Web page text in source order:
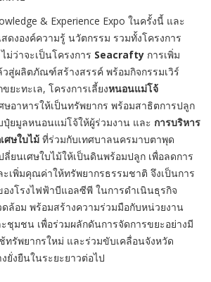
& Experience Expo ในครั้งนี้ และ
ดงองค์ความรู้ นวัตกรรม รวมทั้งโครงการ
ม่ว่าจะเป็นโครงการ Seacrafty การเพิ่ม
สู่ผลิตภัณฑ์สร้างสรรค์ พร้อมกิจกรรมเวิร์
ยะทะเล, โครงการเลี้ยงหนอนแม่โจ้
ษอาหารให้เป็นทรัพยากร พร้อมสาธิตการปลูก
ยมูลหนอนแม่โจ้ให้ผู้ร่วมงาน และ การบริหาร
ศษใบไม้ ที่ร่วมกับเทศบาลนครมาบตาพุด
ลี่ยนเศษใบไม้ให้เป็นดินพร้อมปลูก เพื่อลดการ
เพิ่มคุณค่าให้ทรัพยากรธรรมชาติ จึงเป็นการ
งโรงไฟฟ้าบีแอลซีพี ในการดำเนินธุรกิจ
ล้อม พร้อมสร้างความร่วมมือกับหน่วยงาน
ชุมชน เพื่อร่วมผลักดันการจัดการขยะอย่างมี
รัพยากรใหม่ และร่วมขับเคลื่อนจังหวัด
ยั่งยืนในระยะยาวต่อไป